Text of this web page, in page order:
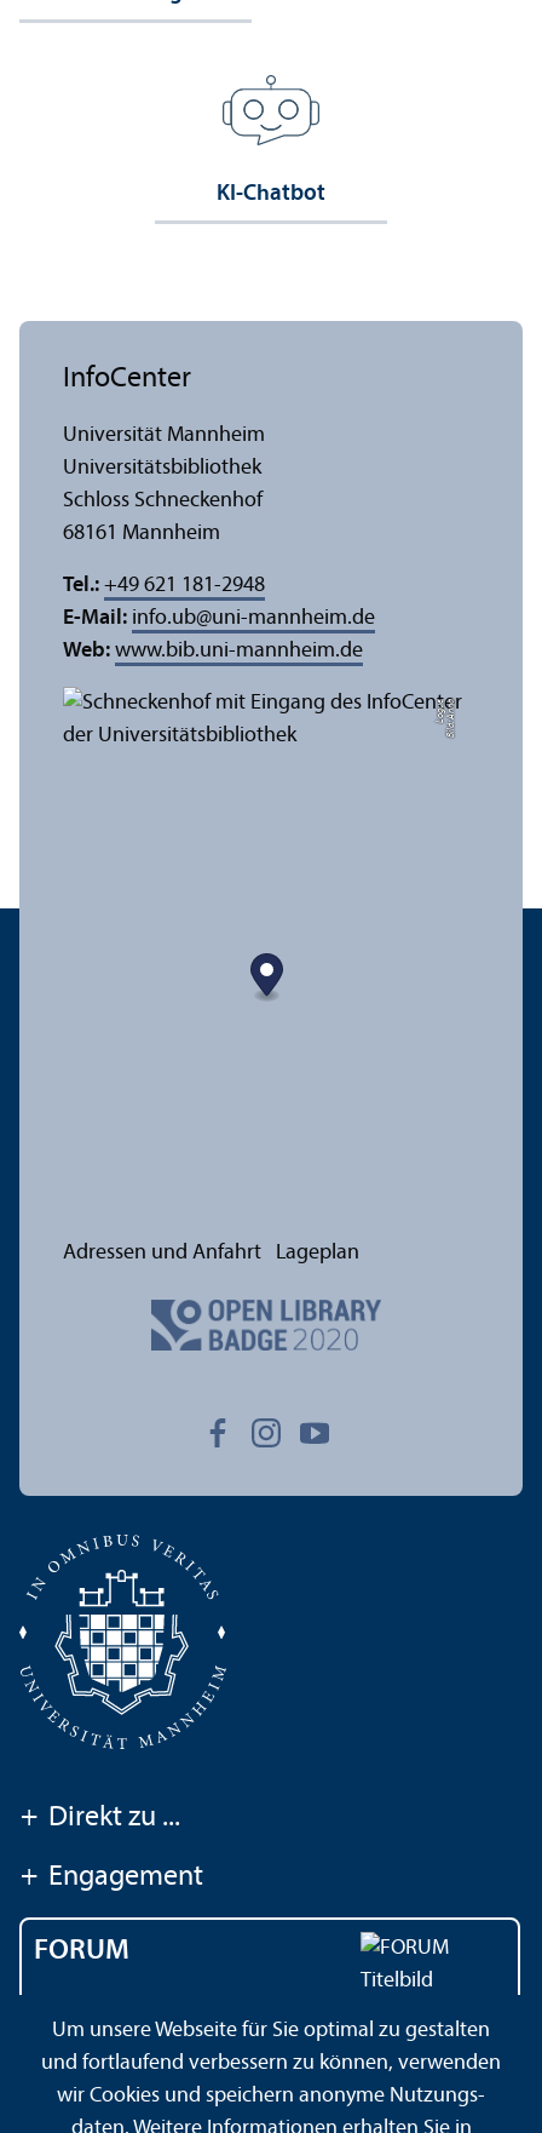
KI-Chatbot
Bil
d:
A
n
n
a
L
o
g
u
e
InfoCenter
Universität Mannheim
Universitäts­bibliothek
Schloss Schneckenhof
68161 Mannheim
Tel.: +49 621 181-2948
E-Mail: info.ub@uni-mannheim.de
Web: www.bib.uni-mannheim.de
Adressen und Anfahrt Lageplan
+ Direkt zu ...
+ Engagement
FORUM
Universität Mannheim
Um unsere Webseite für Sie optimal zu gestalten
und fortlaufend verbessern zu können, verwenden
wir Cookies und speichern anonyme Nutzungs­